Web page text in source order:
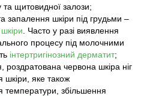
та щитовидної залози;
запалення шкіри під грудьми –
. Часто у разі виявлення
процесу під молочними
інтертригінозний дерматит;
роздратована червона шкіра ніг
шкіри, яке також
температури, збільшення